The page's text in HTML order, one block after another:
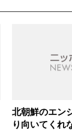
北朝鮮のエン
り向いてくれ